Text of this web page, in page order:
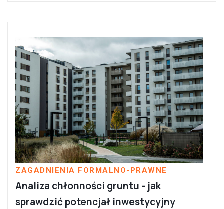
ZAGADNIENIA FORMALNO-PRAWNE
Analiza chłonności gruntu - jak
sprawdzić potencjał inwestycyjny